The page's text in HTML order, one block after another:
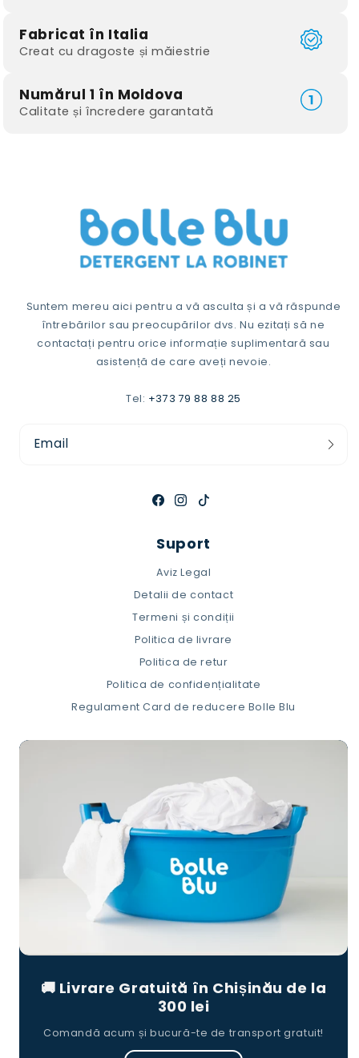
Fabricat în Italia
Creat cu dragoste și măiestrie
Numărul 1 în Moldova
Calitate și încredere garantată
Suntem mereu aici pentru a vă asculta și a vă răspunde
întrebărilor sau preocupărilor dvs. Nu ezitați să ne
contactați pentru orice informație suplimentară sau
asistență de care aveți nevoie.
Tel: +373 79 88 88 25
Email
Facebook
Instagram
TikTok
Suport
Aviz Legal
Detalii de contact
Termeni și condiții
Politica de livrare
Politica de retur
Politica de confidențialitate
Regulament Card de reducere Bolle Blu
🚚 Livrare Gratuită în Chișinău de la
300 lei
Comandă acum și bucură-te de transport gratuit!